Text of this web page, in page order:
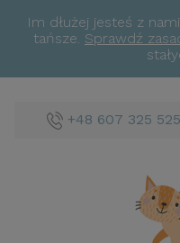
Im dłużej jesteś z
tańsze. Sprawdź
+48 607 325 525